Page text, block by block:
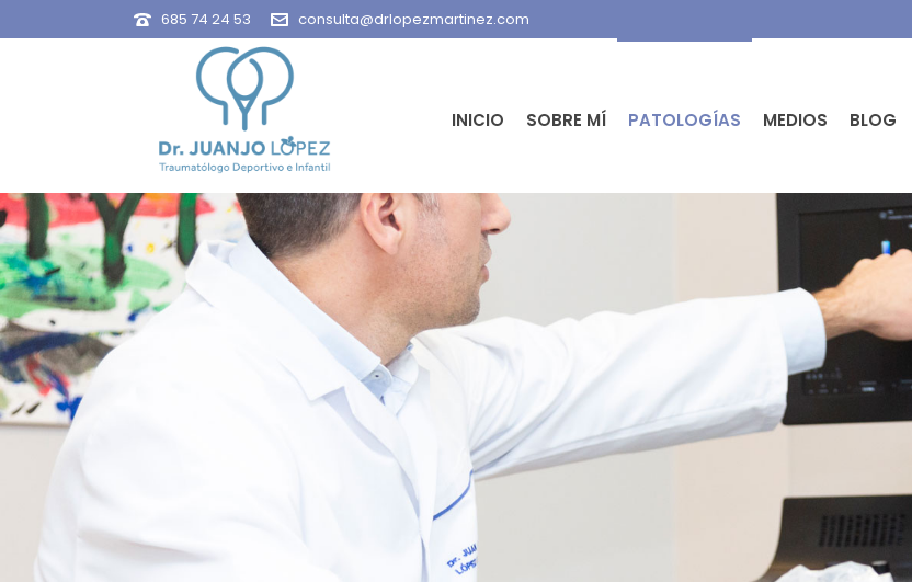
685 74 24 53 consulta@drlopezmartinez.com
INICIO SOBRE MÍ PATOLOGÍAS MEDIOS BLOG